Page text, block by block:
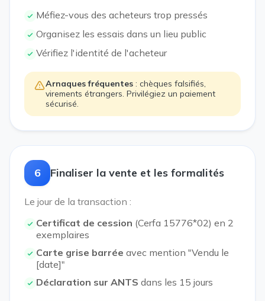
Méfiez-vous des acheteurs trop pressés
Organisez les essais dans un lieu public
Vérifiez l'identité de l'acheteur
Arnaques fréquentes : chèques falsifiés,
virements étrangers. Privilégiez un paiement
sécurisé.
6 Finaliser la vente et les formalités
Le jour de la transaction :
Certificat de cession (Cerfa 15776*02) en 2
exemplaires
Carte grise barrée avec mention "Vendu le
[date]"
Déclaration sur ANTS dans les 15 jours